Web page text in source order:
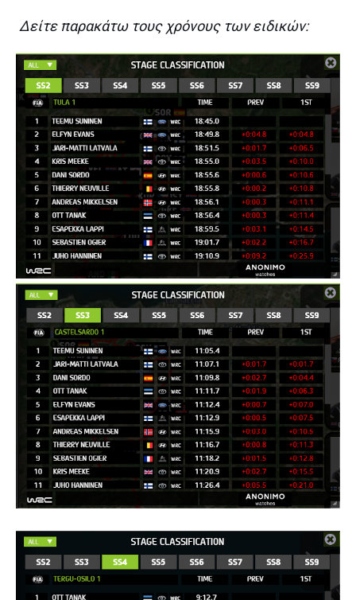
Δείτε παρακάτω τους χρόνους των ειδικών: